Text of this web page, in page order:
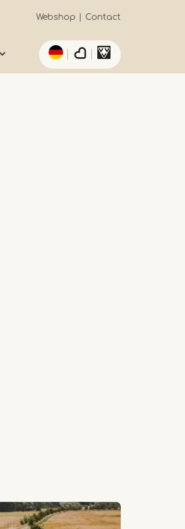
Secundaïre
navigatie
Webshop Contact
List additional